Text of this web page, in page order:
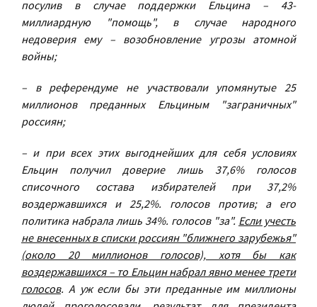
посулив в случае поддержки Ельцина – 43-
миллиардную "помощь", в случае народного
недоверия ему – возобновление угрозы атомной
войны;
– в референдуме не участвовали упомянутые 25
миллионов преданных Ельциным "заграничных"
россиян;
– и при всех этих выгоднейших для себя условиях
Ельцин получил доверие лишь 37,6% голосов
списочного состава избирателей при 37,2%
воздержавшихся и 25,2%. голосов против; а его
политика набрала лишь 34%. голосов "за". Если учесть
не внесенных в списки россиян "ближнего зарубежья"
(около 20 миллионов голосов), хотя бы как
воздержавшихся – то Ельцин набрал явно менее трети
голосов. А уж если бы эти преданные им миллионы